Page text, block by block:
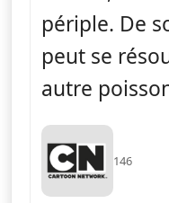
périple. De
peut se
autre
146